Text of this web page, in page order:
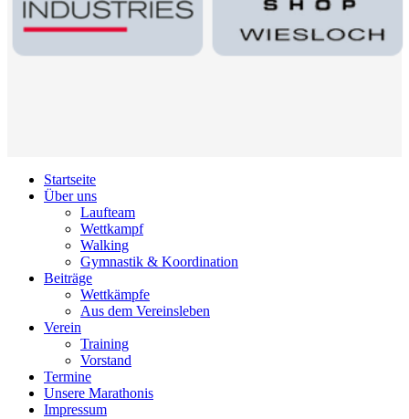
Startseite
Über uns
Laufteam
Wettkampf
Walking
Gymnastik & Koordination
Beiträge
Wettkämpfe
Aus dem Vereinsleben
Verein
Training
Vorstand
Termine
Unsere Marathonis
Impressum